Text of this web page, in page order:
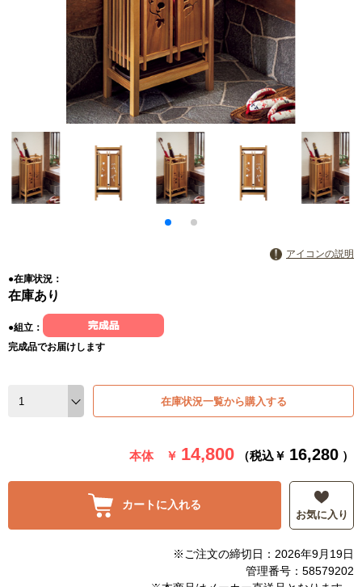
アイコンの説明
●在庫状況：
在庫あり
●組立：
完成品でお届けします
在庫状況一覧から購入する
本体 ￥ 14,800 （税込￥ 16,280 ）
カートに入れる
お気に入り
※ご注文の締切日：2026年9月19日
管理番号：58579202